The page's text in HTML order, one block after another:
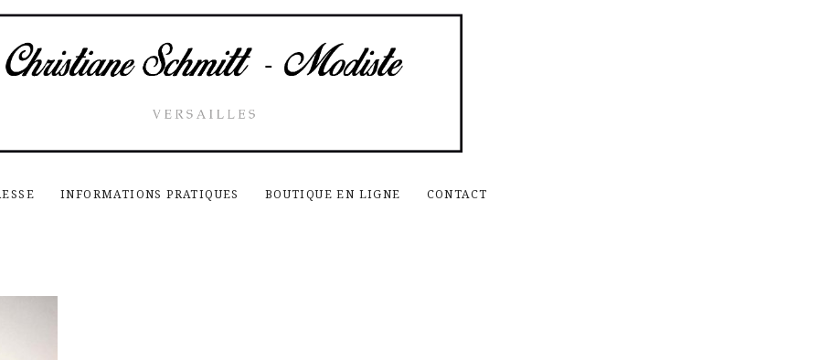
INFORMATIONS PRATIQUES BOUTIQUE EN LIGNE CONTACT